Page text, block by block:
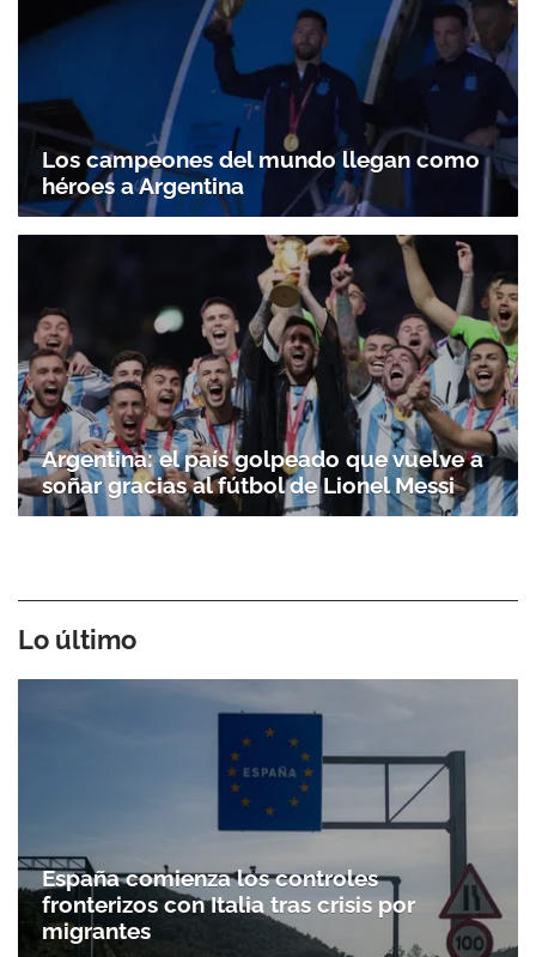
ACEPTAR
Los campeones del mundo llegan como
héroes a Argentina
Argentina: el país golpeado que vuelve a
soñar gracias al fútbol de Lionel Messi
Lo último
España comienza los controles
fronterizos con Italia tras crisis por
migrantes